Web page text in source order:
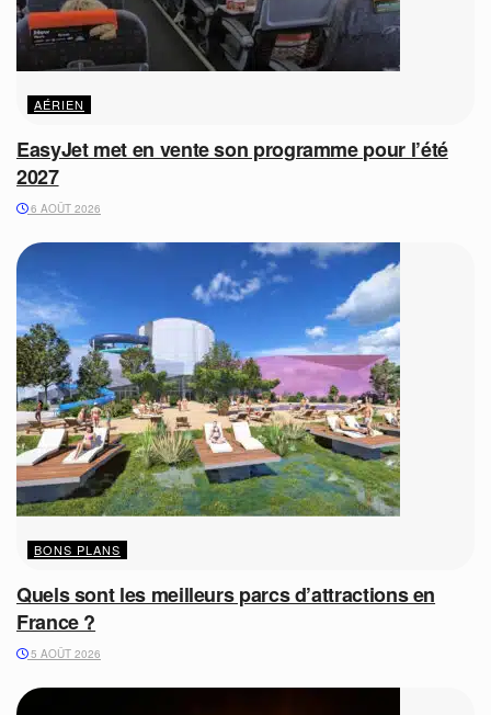
AÉRIEN
EasyJet met en vente son programme pour l’été
2027
6 AOÛT 2026
BONS PLANS
Quels sont les meilleurs parcs d’attractions en
France ?
5 AOÛT 2026